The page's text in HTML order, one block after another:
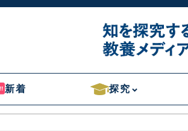
新着 探究